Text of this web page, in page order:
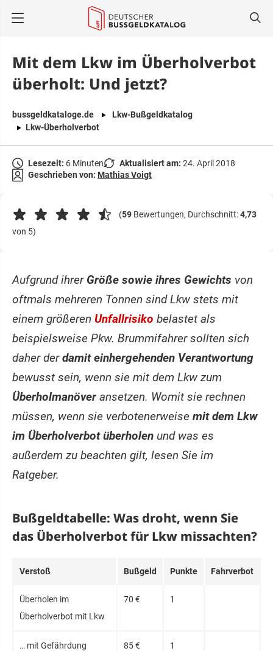
Mit dem Lkw im Überholverbot
überholt: Und jetzt?
bussgeldkataloge.de
Lkw-Bußgeldkatalog
Lkw-Überholverbot
Lesezeit: 6 Minuten Aktualisiert am: 24. April 2018
Geschrieben von: Mathias Voigt
(59 Bewertungen, Durchschnitt:4,73
von 5)
Aufgrund ihrer Größe sowie ihres Gewichts von
oftmals mehreren Tonnen sind Lkw stets mit
einem größeren Unfallrisiko belastet als
beispielsweise Pkw. Brummifahrer sollten sich
daher derdamit einhergehenden Verantwortung
bewusst sein, wenn sie mit dem Lkw zum
Überholmanöveransetzen. Womit sie rechnen
müssen, wenn sie verbotenerweise mit dem Lkw
im Überholverbot überholen und was es
außerdem zu beachten gilt, lesen Sie im
Ratgeber.
Bußgeldtabelle: Was droht, wenn Sie
das Überholverbot für Lkw missachten?
Verstoß Bußgeld Punkte Fahrverbot
Überholen im
Überholverbot mit Lkw
70 € 1
… mit Gefährdung 85 € 1